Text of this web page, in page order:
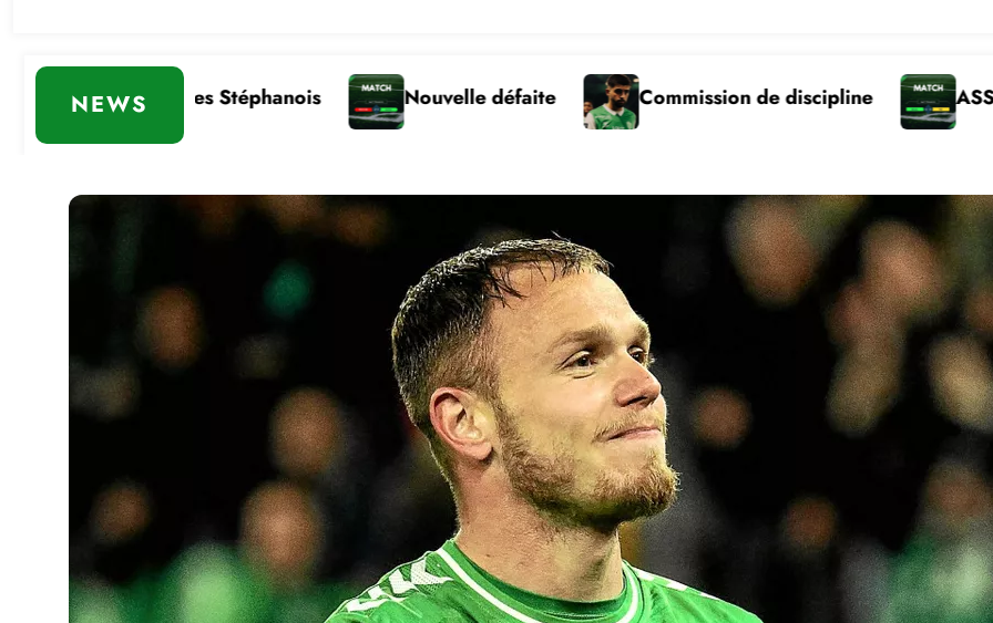
NEWS
Stéphanois Nouvelle défaite Commission de discipline ASSE – Pau victoire 1